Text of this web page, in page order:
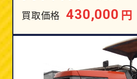
買取価格 430,000 円